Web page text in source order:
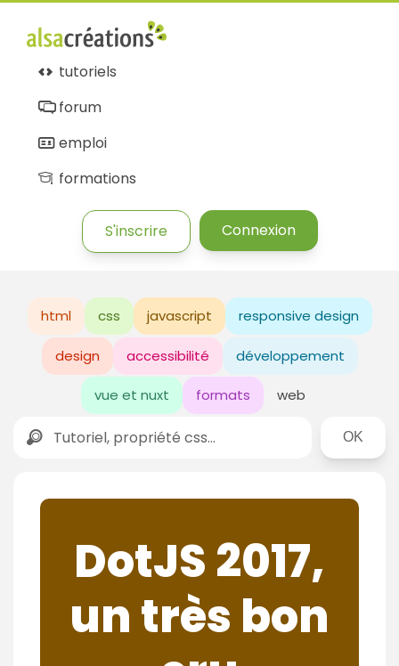
tutoriels
forum
emploi
formations
S'inscrire Connexion
html css javascript responsive design
design accessibilité développement
vue et nuxt formats web
Rechercher
DotJS 2017,
un très bon